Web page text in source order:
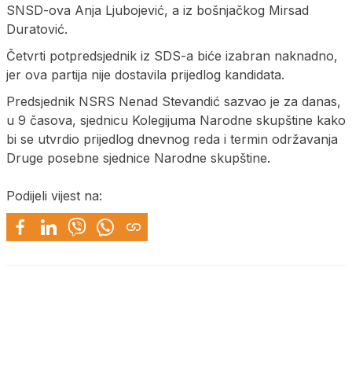
SNSD-ova Anja Ljubojević, a iz bošnjačkog Mirsad
Duratović.
Četvrti potpredsjednik iz SDS-a biće izabran naknadno,
jer ova partija nije dostavila prijedlog kandidata.
Predsjednik NSRS Nenad Stevandić sazvao je za danas,
u 9 časova, sjednicu Kolegijuma Narodne skupštine kako
bi se utvrdio prijedlog dnevnog reda i termin održavanja
Druge posebne sjednice Narodne skupštine.
Podijeli vijest na: